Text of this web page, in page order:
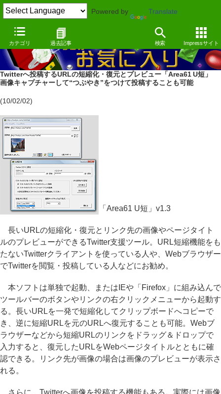
Powered by Translate
カテゴリ 過去記事 検索 Impressサイト
Twitterへ投稿するURLの短縮化・復元とプレビュー「Area61 U短」
画像キャプチャーして“つぶやき”をつけて投稿することも可能
(10/02/02)
「Area61 U短」v1.3
長いURLの短縮化・復元とリンク先の画像やページタイト
ルのプレビューができるTwitter支援ツール。URL短縮機能をも
たないTwitterクライアントを使っている人や、Webブラウザー
でTwitterを閲覧・投稿している人などにお勧め。
本ソフトは単独で起動、またはIEや「Firefox」に組み込んで
ツールバーのボタンやリンクの右クリックメニューから起動す
る。長いURLを一発で短縮化してクリップボードへコピーで
き、逆に短縮URLを元のURLへ復元することも可能。Webブ
ラウザーなどから短縮URLのリンクをドラッグ＆ドロップで
入力すると、復元したURLをWebページタイトルとともに確
認できる。リンク先が画像の場合は画像のプレビューが表示さ
れる。
さらに、Twitterへ画像を投稿する機能もある。実際には画像